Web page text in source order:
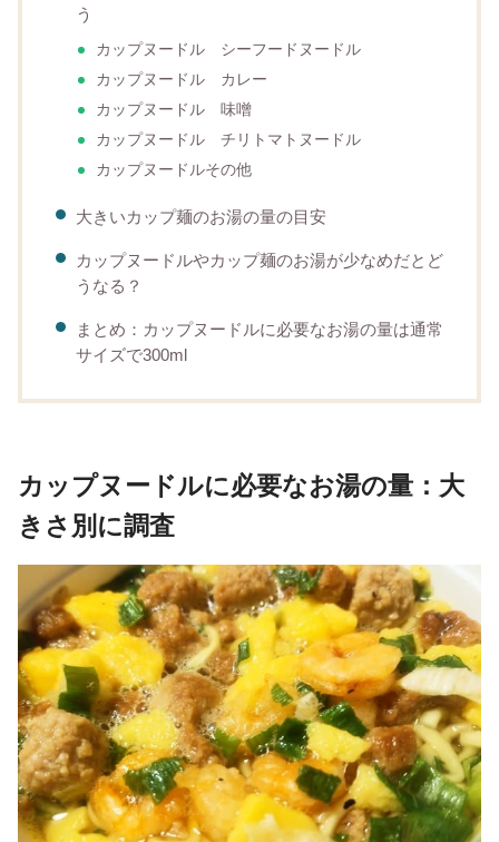
う
カップヌードル シーフードヌードル
カップヌードル カレー
カップヌードル 味噌
カップヌードル チリトマトヌードル
カップヌードルその他
大きいカップ麺のお湯の量の目安
カップヌードルやカップ麺のお湯が少なめだとど
うなる？
まとめ：カップヌードルに必要なお湯の量は通常
サイズで300ml
カップヌードルに必要なお湯の量：大
きさ別に調査